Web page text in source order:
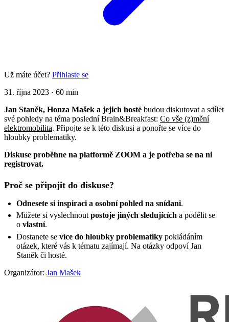
Už máte účet? Přihlaste se
31. října 2023 · 60 min
Jan Staněk, Honza Mašek a jejich hosté budou diskutovat a sdílet
své pohledy na téma poslední Brain&Breakfast: Co vše (z)mění
elektromobilita. Připojte se k této diskusi a ponořte se více do
hloubky problematiky.
Diskuse proběhne na platformě ZOOM a je potřeba se na ni
registrovat.
Proč se připojit do diskuse?
Odnesete si inspiraci a osobní pohled na snídani.
Můžete si vyslechnout postoje jiných sledujících a podělit se
o vlastní.
Dostanete se více do hloubky problematiky pokládáním
otázek, které vás k tématu zajímají. Na otázky odpoví Jan
Staněk či hosté.
Organizátor: Jan Mašek